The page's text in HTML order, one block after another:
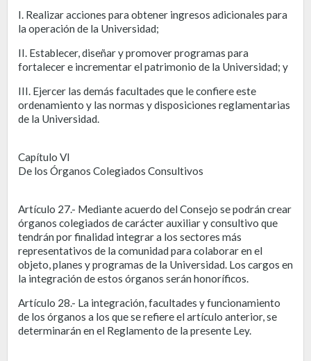
I. Realizar acciones para obtener ingresos adicionales para
la operación de la Universidad;
II. Establecer, diseñar y promover programas para
fortalecer e incrementar el patrimonio de la Universidad; y
III. Ejercer las demás facultades que le confiere este
ordenamiento y las normas y disposiciones reglamentarias
de la Universidad.
Capítulo VI
De los Órganos Colegiados Consultivos
Artículo 27.- Mediante acuerdo del Consejo se podrán crear
órganos colegiados de carácter auxiliar y consultivo que
tendrán por finalidad integrar a los sectores más
representativos de la comunidad para colaborar en el
objeto, planes y programas de la Universidad. Los cargos en
la integración de estos órganos serán honoríficos.
Artículo 28.- La integración, facultades y funcionamiento
de los órganos a los que se refiere el artículo anterior, se
determinarán en el Reglamento de la presente Ley.